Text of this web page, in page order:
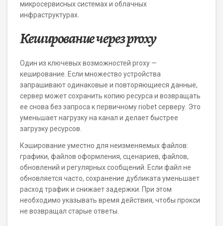
микросервисных системах и облачных
инфраструктурах.
Кеширование через proxy
Один из ключевых возможностей proxy —
кеширование. Если множество устройства
запрашивают одинаковые и повторяющиеся данные,
сервер может сохранить копию ресурса и возвращать
ее снова без запроса к первичному riobet серверу. Это
уменьшает нагрузку на канал и делает быстрее
загрузку ресурсов.
Кэширование уместно для неизменяемых файлов:
графики, файлов оформления, сценариев, файлов,
обновлений и регулярных сообщений. Если файл не
обновляется часто, сохранение дубликата уменьшает
расход трафик и снижает задержки. При этом
необходимо указывать время действия, чтобы прокси
не возвращал старые ответы.